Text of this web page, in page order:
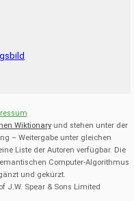
Wiktionaryund stehen unter der
– Weitergabe unter gleichen
Liste der Autoren verfügbar. Die
Computer-Algorithmus
und gekürzt.
J.W. Spear & Sons Limited